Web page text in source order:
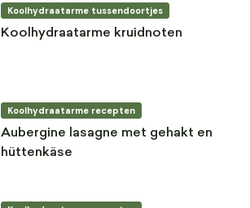
Koolhydraatarme tussendoortjes
Koolhydraatarme kruidnoten
Koolhydraatarme recepten
Aubergine lasagne met gehakt en
hüttenkäse